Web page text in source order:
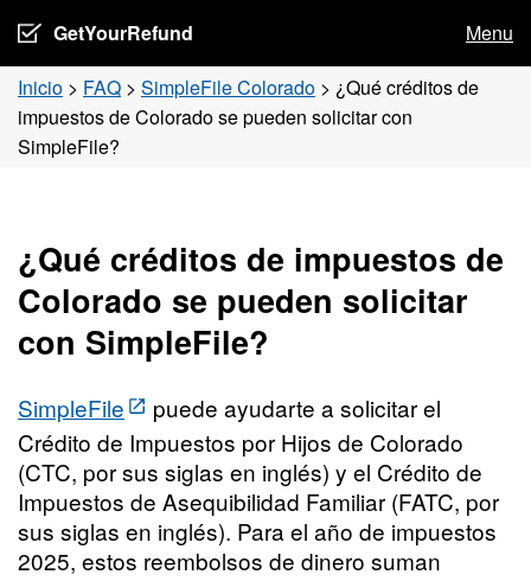
GetYourRefund
Menu
Inicio > FAQ > SimpleFile Colorado > ¿Qué créditos de
impuestos de Colorado se pueden solicitar con
SimpleFile?
¿Qué créditos de impuestos de
Colorado se pueden solicitar
con SimpleFile?
SimpleFile
puede ayudarte a solicitar el
Crédito de Impuestos por Hijos de Colorado
(CTC, por sus siglas en inglés) y el Crédito de
Impuestos de Asequibilidad Familiar (FATC, por
sus siglas en inglés). Para el año de impuestos
2025, estos reembolsos de dinero suman